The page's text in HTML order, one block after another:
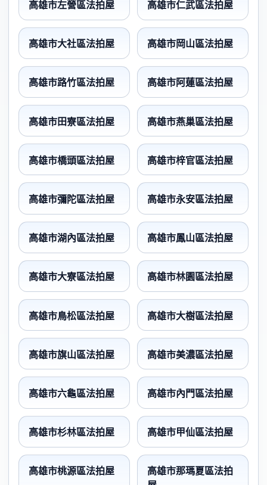
高雄市左營區法拍屋 高雄市仁武區法拍屋
高雄市大社區法拍屋 高雄市岡山區法拍屋
高雄市路竹區法拍屋 高雄市阿蓮區法拍屋
高雄市田寮區法拍屋 高雄市燕巢區法拍屋
高雄市橋頭區法拍屋 高雄市梓官區法拍屋
高雄市彌陀區法拍屋 高雄市永安區法拍屋
高雄市湖內區法拍屋 高雄市鳳山區法拍屋
高雄市大寮區法拍屋 高雄市林園區法拍屋
高雄市鳥松區法拍屋 高雄市大樹區法拍屋
高雄市旗山區法拍屋 高雄市美濃區法拍屋
高雄市六龜區法拍屋 高雄市內門區法拍屋
高雄市杉林區法拍屋 高雄市甲仙區法拍屋
高雄市桃源區法拍屋
高雄市那瑪夏區法拍